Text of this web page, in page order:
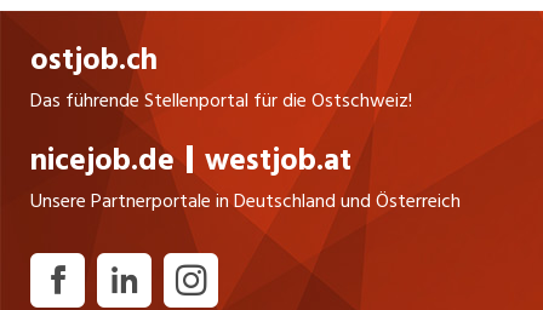
ostjob.ch
Das führende Stellenportal für die Ostschweiz!
nicejob.de westjob.at
Unsere Partnerportale in Deutschland und Österreich